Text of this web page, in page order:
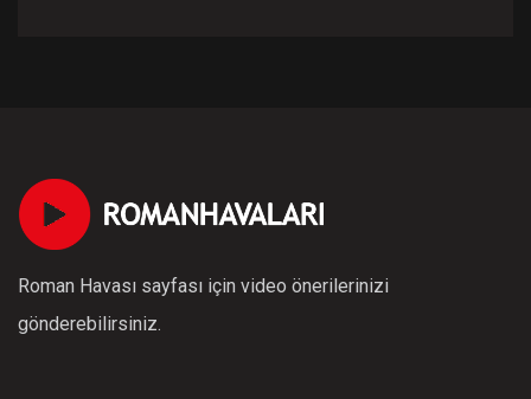
Roman Havası sayfası için video önerilerinizi
gönderebilirsiniz.